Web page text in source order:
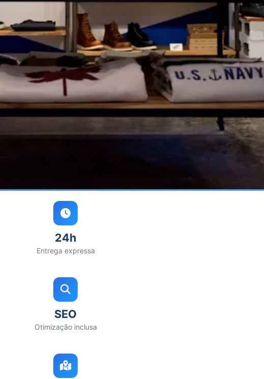
24h
Entrega expressa
SEO
Otimização inclusa